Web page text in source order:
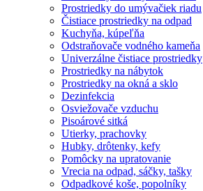
Prostriedky do umývačiek riadu
Čistiace prostriedky na odpad
Kuchyňa, kúpeľňa
Odstraňovače vodného kameňa
Univerzálne čistiace prostriedky
Prostriedky na nábytok
Prostriedky na okná a sklo
Dezinfekcia
Osviežovače vzduchu
Pisoárové sitká
Utierky, prachovky
Hubky, drôtenky, kefy
Pomôcky na upratovanie
Vrecia na odpad, sáčky, tašky
Odpadkové koše, popolníky